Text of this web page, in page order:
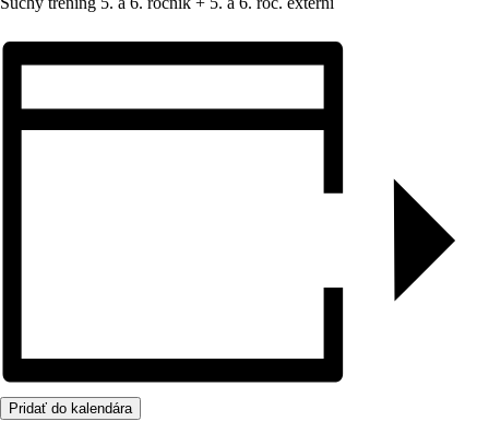
Pridať do kalendára